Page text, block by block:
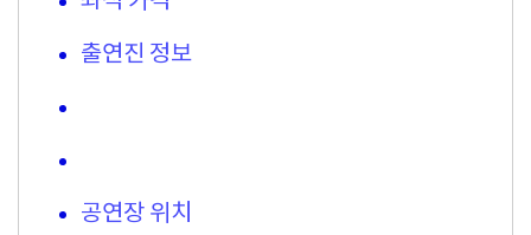
출연진 정보
공연장 위치